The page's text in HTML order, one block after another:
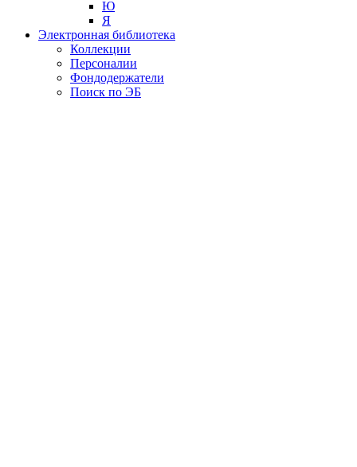
Ю
Я
Электронная библиотека
Коллекции
Персоналии
Фондодержатели
Поиск по ЭБ